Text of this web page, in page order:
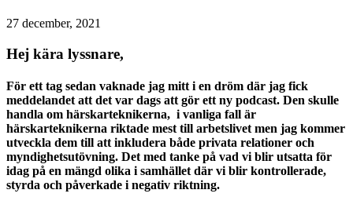
27 december, 2021
Hej kära lyssnare,
För ett tag sedan vaknade jag mitt i en dröm där jag fick
meddelandet att det var dags att gör ett ny podcast. Den skulle
handla om härskarteknikerna, i vanliga fall är
härskarteknikerna riktade mest till arbetslivet men jag kommer
utveckla dem till att inkludera både privata relationer och
myndighetsutövning. Det med tanke på vad vi blir utsatta för
idag på en mängd olika i samhället där vi blir kontrollerade,
styrda och påverkade i negativ riktning.